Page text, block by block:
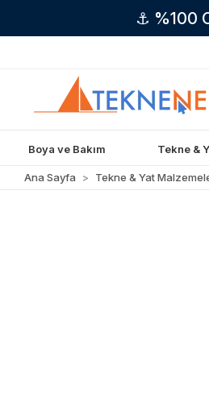
⚓ %100
Boya ve Bakım Tekne &
Ana Sayfa Tekne & Yat